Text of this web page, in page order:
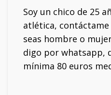
Soy un chico de 25
atlética,
seas hombre o
digo por whatsapp,
mínima 80 euros